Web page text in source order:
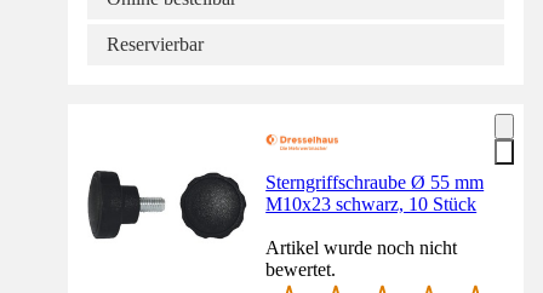
Reservierbar
Sterngriffschraube Ø 55 mm
M10x23 schwarz, 10 Stück
Artikel wurde noch nicht
bewertet.